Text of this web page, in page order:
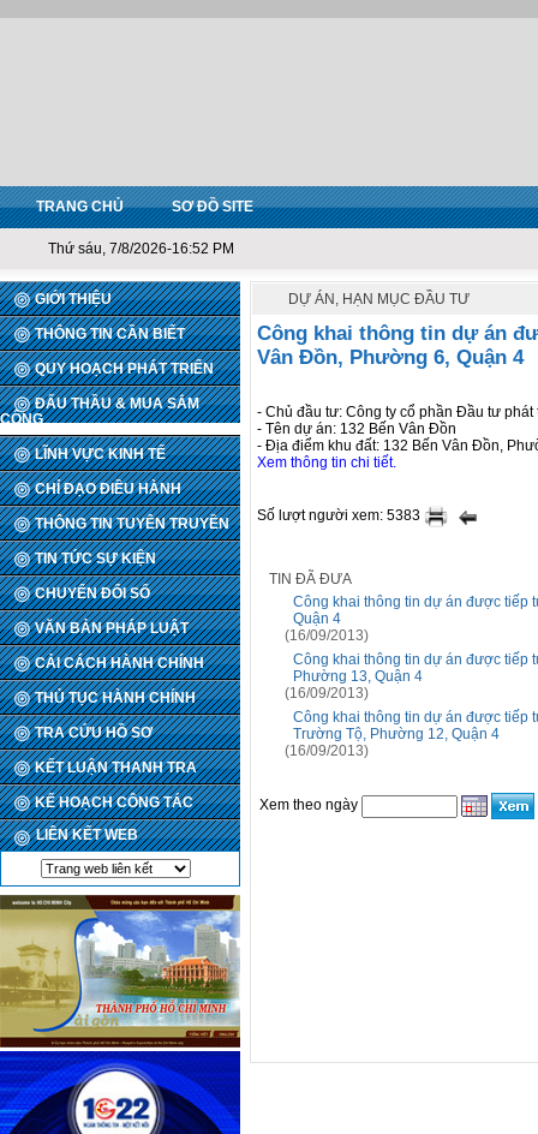
TRANG CHỦ SƠ ĐỒ SITE
Thứ sáu, 7/8/2026-16:52 PM
GIỚI THIỆU
THÔNG TIN CẦN BIẾT
QUY HOẠCH PHÁT TRIỂN
ĐẤU THẦU & MUA SẮM
CÔNG
LĨNH VỰC KINH TẾ
CHỈ ĐẠO ĐIỀU HÀNH
THÔNG TIN TUYÊN TRUYỀN
TIN TỨC SỰ KIỆN
CHUYỂN ĐỔI SỐ
VĂN BẢN PHÁP LUẬT
CẢI CÁCH HÀNH CHÍNH
THỦ TỤC HÀNH CHÍNH
TRA CỨU HỒ SƠ
KẾT LUẬN THANH TRA
KẾ HOẠCH CÔNG TÁC
LIÊN KẾT WEB
DỰ ÁN, HẠN MỤC ĐẦU TƯ
Công khai thông tin dự án
Vân Đồn, Phường 6, Quận 4
- Chủ đầu tư: Công ty cổ phần Đầu tư phát
- Tên dự án: 132 Bến Vân Đồn
- Địa điểm khu đất: 132 Bến Vân Đồn,
Xem thông tin chi tiết.
Số lượt người xem: 5383
TIN ĐÃ ĐƯA
Công khai thông tin dự án được tiếp
Quận 4
(16/09/2013)
Công khai thông tin dự án được tiếp
Phường 13, Quận 4
(16/09/2013)
Công khai thông tin dự án được tiếp
Trường Tộ, Phường 12, Quận 4
(16/09/2013)
Xem theo ngày